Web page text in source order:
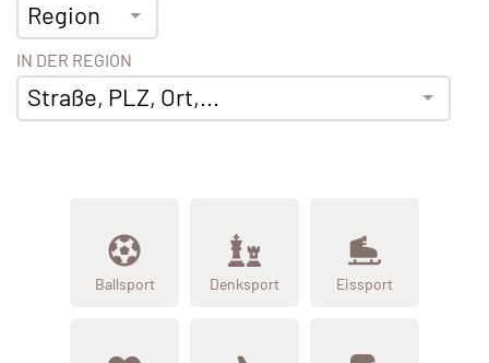
Region
IN DER REGION
Straße, PLZ, Ort,...
Ballsport Denksport Eissport